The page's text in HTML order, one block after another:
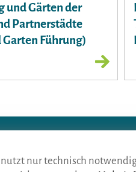
und Gärten der
Partnerstädte
Garten Führung)
· Mail:info@die-gaestefuehrer.de
nur technisch